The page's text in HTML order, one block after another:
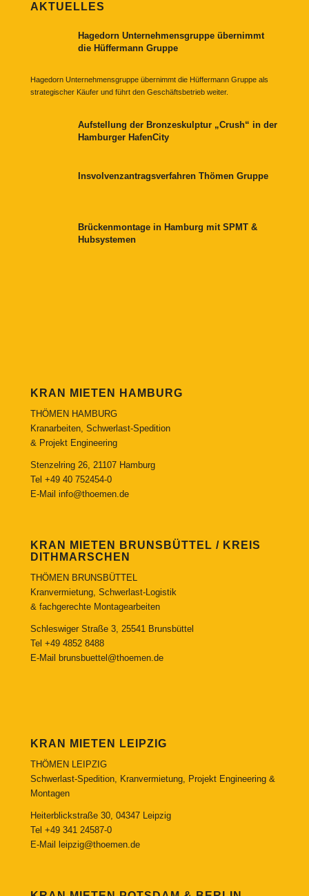
AKTUELLES
Hagedorn Unternehmensgruppe übernimmt
die Hüffermann Gruppe
Hagedorn Unternehmensgruppe übernimmt die Hüffermann Gruppe als
strategischer Käufer und führt den Geschäftsbetrieb weiter.
Aufstellung der Bronzeskulptur „Crush“ in der
Hamburger HafenCity
Insvolvenzantragsverfahren Thömen Gruppe
Brückenmontage in Hamburg mit SPMT &
Hubsystemen
KRAN MIETEN HAMBURG
THÖMEN HAMBURG
Kranarbeiten, Schwerlast-Spedition
& Projekt Engineering
Stenzelring 26, 21107 Hamburg
Tel +49 40 752454-0
E-Mail info@thoemen.de
KRAN MIETEN BRUNSBÜTTEL / KREIS
DITHMARSCHEN
THÖMEN BRUNSBÜTTEL
Kranvermietung, Schwerlast-Logistik
& fachgerechte Montagearbeiten
Schleswiger Straße 3, 25541 Brunsbüttel
Tel +49 4852 8488
E-Mail
brunsbuettel@thoemen.de
KRAN MIETEN LEIPZIG
THÖMEN LEIPZIG
Schwerlast-Spedition, Kranvermietung, Projekt Engineering &
Montagen
Heiterblickstraße 30, 04347 Leipzig
Tel +49 341 24587-0
E-Mail
leipzig@thoemen.de